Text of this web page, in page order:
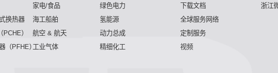
换热器
）
（PFHE）
家电/食品
绿色电力
海工船舶
氢能源
航空 & 航天
动力总成
工业气体
精细化工
下载文档
全球服务网络
定制服务
视频
浙江